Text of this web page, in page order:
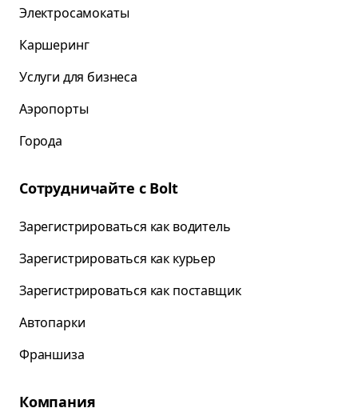
Электросамокаты
Каршеринг
Услуги для бизнеса
Аэропорты
Города
Сотрудничайте с Bolt
Зарегистрироваться как водитель
Зарегистрироваться как курьер
Зарегистрироваться как поставщик
Автопарки
Франшиза
Компания